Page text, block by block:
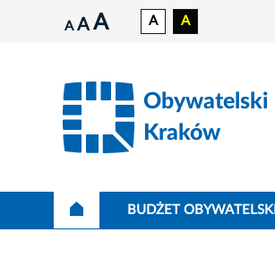
A A A A A
Obywatelski
Kraków
BUDŻET OBYWATELSKI